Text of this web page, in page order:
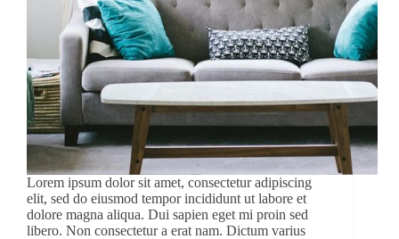
Lorem ipsum dolor sit amet, consectetur adipiscing
elit, sed do eiusmod tempor incididunt ut labore et
dolore magna aliqua. Dui sapien eget mi proin sed
libero. Non consectetur a erat nam. Dictum varius